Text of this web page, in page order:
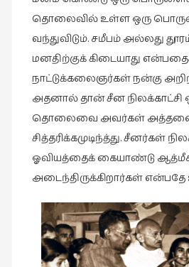
புகைப்படக்கலை
புத்தக
கண்காட்சி2019
புத்தக
விமர்சனம்
புத்தகக்
தினங்கள்
தொலைவில் உள்ள ஒரு பொருள்
வந்துவிடும். சமீபம் அல்லது
மனதிற்குக் கிடையாது
நாட்டுக்கலைஞர்கள் நன்கு
அதனால் தான் சீன நிலக்காட்சி
தொலைவை அவர்கள்
சித்தரிக்கமுடிந்த்து. சீனர்கள்
ஓவியத்தைக் கையாண்டு
அடைந்திருக்கிறார்கள்